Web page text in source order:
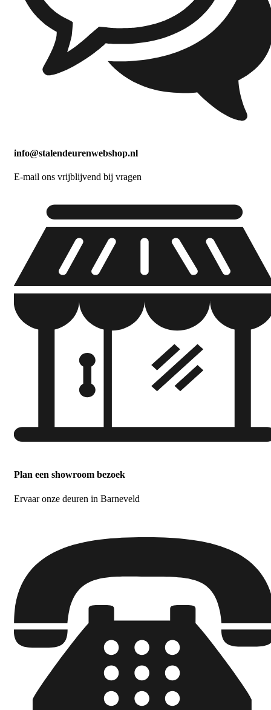
info@stalendeurenwebshop.nl
E-mail ons vrijblijvend bij vragen
Plan een showroom bezoek
Ervaar onze deuren in Barneveld